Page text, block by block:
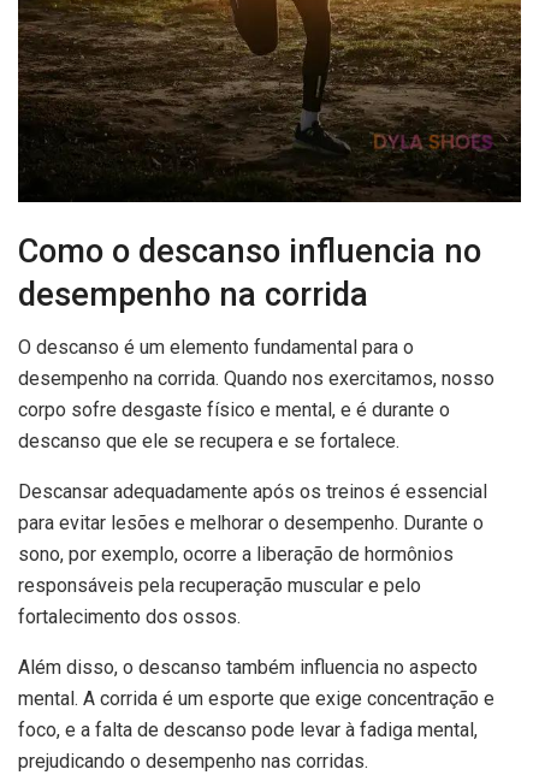
Como o descanso influencia no
desempenho na corrida
O descanso é um elemento fundamental para o
desempenho na corrida. Quando nos exercitamos, nosso
corpo sofre desgaste físico e mental, e é durante o
descanso que ele se recupera e se fortalece.
Descansar adequadamente após os treinos é essencial
para evitar lesões e melhorar o desempenho. Durante o
sono, por exemplo, ocorre a liberação de hormônios
responsáveis pela recuperação muscular e pelo
fortalecimento dos ossos.
Além disso, o descanso também influencia no aspecto
mental. A corrida é um esporte que exige concentração e
foco, e a falta de descanso pode levar à fadiga mental,
prejudicando o desempenho nas corridas.